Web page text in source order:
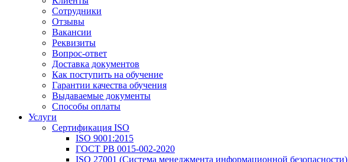
Сотрудники
Отзывы
Вакансии
Реквизиты
Вопрос-ответ
Доставка документов
Как поступить на обучение
Гарантии качества обучения
Выдаваемые документы
Способы оплаты
Услуги
Сертификация ISO
ISO 9001:2015
ГОСТ РВ 0015-002-2020
ISO 27001 (Система менеджмента информационной безопасности)